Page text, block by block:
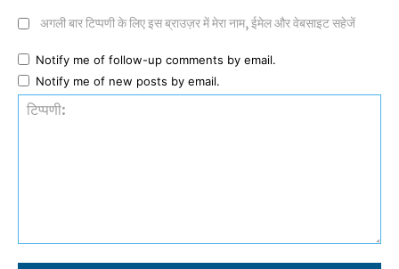
अगली बार टिप्पणी के लिए इस ब्राउज़र में मेरा नाम, ईमेल और वेबसाइट सहेजें
Notify me of follow-up comments by email.
Notify me of new posts by email.